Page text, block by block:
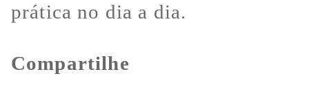
prática no dia a dia.
Compartilhe